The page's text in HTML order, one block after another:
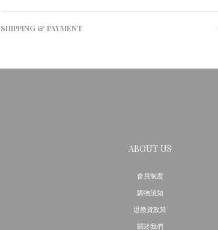
SHIPPING & PAYMENT
ABOUT US
會員制度
購物須知
退換貨政策
關於我們